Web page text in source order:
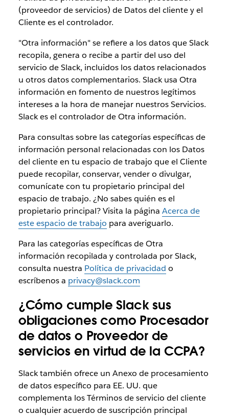
(proveedor de servicios) de Datos del cliente y el
Cliente es el controlador.
"Otra información" se refiere a los datos que Slack
recopila, genera o recibe a partir del uso del
servicio de Slack, incluidos los datos relacionados
u otros datos complementarios. Slack usa Otra
información en fomento de nuestros legítimos
intereses a la hora de manejar nuestros Servicios.
Slack es el controlador de Otra información.
Para consultas sobre las categorías específicas de
información personal relacionadas con los Datos
del cliente en tu espacio de trabajo que el Cliente
puede recopilar, conservar, vender o divulgar,
comunícate con tu propietario principal del
espacio de trabajo. ¿No sabes quién es el
propietario principal? Visita la página Acerca de
este espacio de trabajo para averiguarlo.
Para las categorías específicas de Otra
información recopilada y controlada por Slack,
consulta nuestra Política de privacidad o
escríbenos a privacy@slack.com
¿Cómo cumple Slack sus
obligaciones como Procesador
de datos o Proveedor de
servicios en virtud de la CCPA?
Slack también ofrece un Anexo de procesamiento
de datos específico para EE. UU. que
complementa los Términos de servicio del cliente
o cualquier acuerdo de suscripción principal